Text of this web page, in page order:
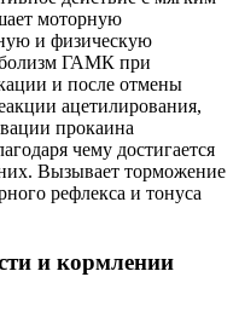
моторную
и физическую
ГАМК при
и после отмены
ацетилирования,
прокаина
чему достигается
Вызывает торможение
рефлекса и тонуса
и кормлении